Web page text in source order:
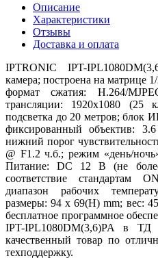
Описание
Характеристики
Отзывы
Доставка и оплата
IPTRONIC IPT-
камера; построена на матрице
формат сжатия: H.264/
трансляции: 1920х1080
подсветка до 20 метров; блок
фиксированный объектив:
нижний порог
@ F1.2 ч.б.; режим «день/
Питание: DC 12 В (не
соответствие стандартам
диапазон рабочих
размеры: 94 x 69(H) mm; вес:
бесплатное программное
IPT-IPL1080DM(3,6)PA в
качественный товар по
техподдержку.